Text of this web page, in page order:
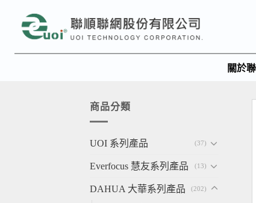
關於
商品分類
UOI 系列產品 (37)
Everfocus 慧友系列產品 (13)
DAHUA 大華系列產品 (202)